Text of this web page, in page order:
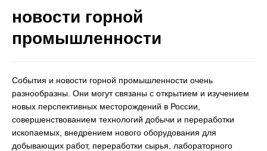
новости горной
промышленности
События и новости горной промышленности очень
разнообразны. Они могут связаны с открытием и изучением
новых перспективных месторождений в России,
совершенствованием технологий добычи и переработки
ископаемых, внедрением нового оборудования для
добывающих работ, переработки сырья, лабораторного